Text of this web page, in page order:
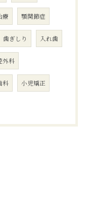
療 顎関節症
歯ぎしり 入れ歯
外科
科 小児矯正